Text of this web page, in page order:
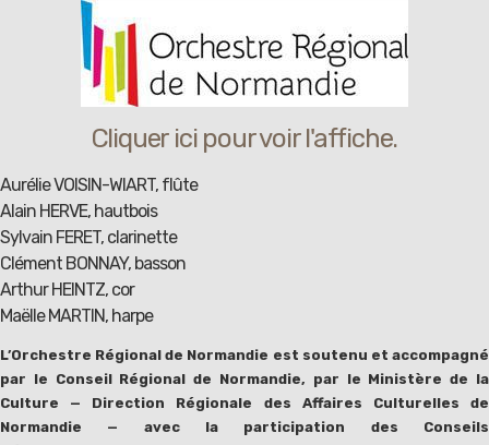
Cliquer ici pour voir l'affiche.
Aurélie VOISIN-WIART, flûte
Alain HERVE, hautbois
Sylvain FERET, clarinette
Clément BONNAY, basson
Arthur HEINTZ, cor
Maëlle MARTIN, harpe
L’Orchestre Régional de Normandie est soutenu et accompagné
par le Conseil Régional de Normandie, par le Ministère de la
Culture — Direction Régionale des Affaires Culturelles de
Normandie — avec la participation des Conseils